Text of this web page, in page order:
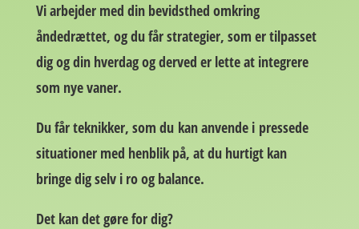
Vi arbejder med din bevidsthed omkring
åndedrættet, og du får strategier, som er tilpasset
dig og din hverdag og derved er lette at integrere
som nye vaner.
Du får teknikker, som du kan anvende i pressede
situationer med henblik på, at du hurtigt kan
bringe dig selv i ro og balance.
Det kan det gøre for dig?